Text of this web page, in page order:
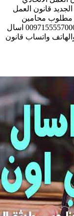
قانون العمل
مطلوب محامين
لشركة مكاتب المحاماة في العين واتساب: 00971555570005 اسال
الإنترنت والهاتف واتساب قانون